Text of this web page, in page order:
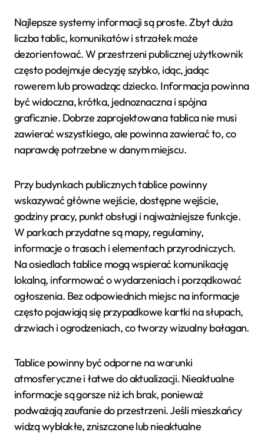
Najlepsze systemy informacji są proste. Zbyt duża
liczba tablic, komunikatów i strzałek może
dezorientować. W przestrzeni publicznej użytkownik
często podejmuje decyzję szybko, idąc, jadąc
rowerem lub prowadząc dziecko. Informacja powinna
być widoczna, krótka, jednoznaczna i spójna
graficznie. Dobrze zaprojektowana tablica nie musi
zawierać wszystkiego, ale powinna zawierać to, co
naprawdę potrzebne w danym miejscu.
Przy budynkach publicznych tablice powinny
wskazywać główne wejście, dostępne wejście,
godziny pracy, punkt obsługi i najważniejsze funkcje.
W parkach przydatne są mapy, regulaminy,
informacje o trasach i elementach przyrodniczych.
Na osiedlach tablice mogą wspierać komunikację
lokalną, informować o wydarzeniach i porządkować
ogłoszenia. Bez odpowiednich miejsc na informacje
często pojawiają się przypadkowe kartki na słupach,
drzwiach i ogrodzeniach, co tworzy wizualny bałagan.
Tablice powinny być odporne na warunki
atmosferyczne i łatwe do aktualizacji. Nieaktualne
informacje są gorsze niż ich brak, ponieważ
podważają zaufanie do przestrzeni. Jeśli mieszkańcy
widzą wyblakłe, zniszczone lub nieaktualne